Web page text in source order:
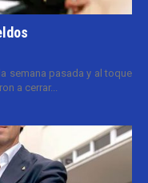
semana pasada y al toque
a cerrar...